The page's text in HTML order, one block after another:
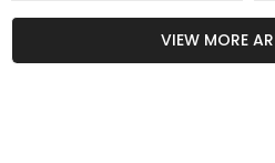
VIEW MORE